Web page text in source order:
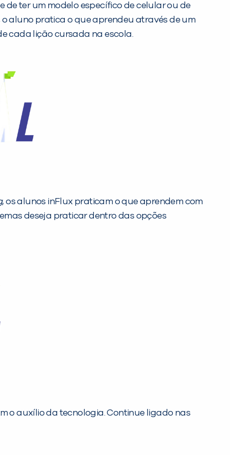
de ter um modelo específico de celular ou de
o aluno pratica o que aprendeu através de um
cada lição cursada na escola.
, os alunos inFlux praticam o que aprendem com
deseja praticar dentro das opções
o auxílio da tecnologia. Continue ligado nas